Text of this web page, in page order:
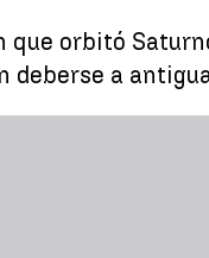
que orbitó
deberse a